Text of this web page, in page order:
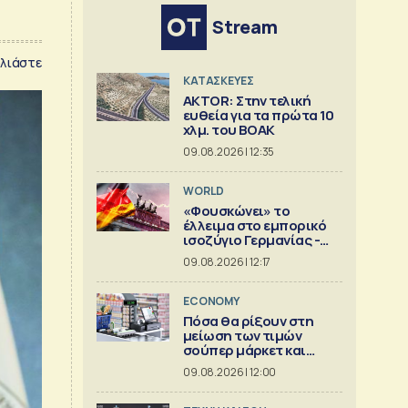
Stream
ΚΑΤΑΣΚΕΥΕΣ
AKTOR: Στην τελική
ευθεία για τα πρώτα 10
χλμ. του ΒΟΑΚ
09.08.2026 | 12:35
WORLD
«Φουσκώνει» το
έλλειμα στο εμπορικό
ισοζύγιο Γερμανίας -
Κίνας
09.08.2026 | 12:17
ECONOMY
Πόσα θα ρίξουν στη
μείωση των τιμών
σούπερ μάρκετ και
βιομηχανία
09.08.2026 | 12:00